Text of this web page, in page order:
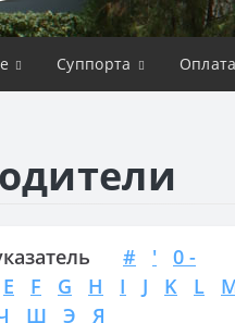
Суппорта
# '
0 -
E F G H I J K L
Ш Э Я